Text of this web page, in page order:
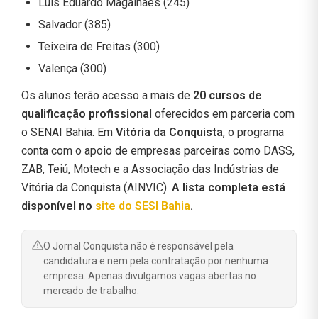
Salvador (385)
Teixeira de Freitas (300)
Valença (300)
Os alunos terão acesso a mais de 20 cursos de
qualificação profissional oferecidos em parceria com
o SENAI Bahia. Em Vitória da Conquista, o programa
conta com o apoio de empresas parceiras como DASS,
ZAB, Teiú, Motech e a Associação das Indústrias de
Vitória da Conquista (AINVIC). A lista completa está
disponível no site do SESI Bahia.
O Jornal Conquista não é responsável pela
candidatura e nem pela contratação por nenhuma
empresa. Apenas divulgamos vagas abertas no
mercado de trabalho.